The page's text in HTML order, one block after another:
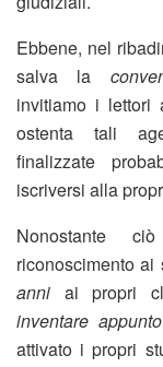
Ebbene, nel
salva la
invitiamo i lettori
ostenta tali
finalizzate
iscriversi alla
Nonostante
riconoscimento
anni ai propri
inventare
attivato i propri